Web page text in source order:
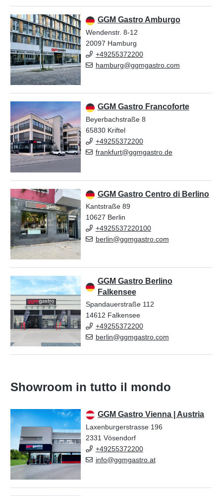
GGM Gastro Amburgo
Wendenstr. 8-12
20097 Hamburg
+49255372200
hamburg@ggmgastro.com
GGM Gastro Francoforte
Beyerbachstraße 8
65830 Kriftel
+49255372200
frankfurt@ggmgastro.de
GGM Gastro Centro di Berlino
Kantstraße 89
10627 Berlin
+4925537220100
berlin@ggmgastro.com
GGM Gastro Berlino
Falkensee
Spandauerstraße 112
14612 Falkensee
+49255372200
berlin@ggmgastro.com
Showroom in tutto il mondo
GGM Gastro Vienna | Austria
Laxenburgerstrasse 196
2331 Vösendorf
+49255372200
info@ggmgastro.at